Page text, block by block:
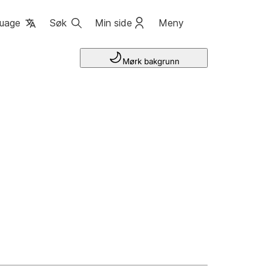
Søk Min side Meny
Mørk bakgrunn